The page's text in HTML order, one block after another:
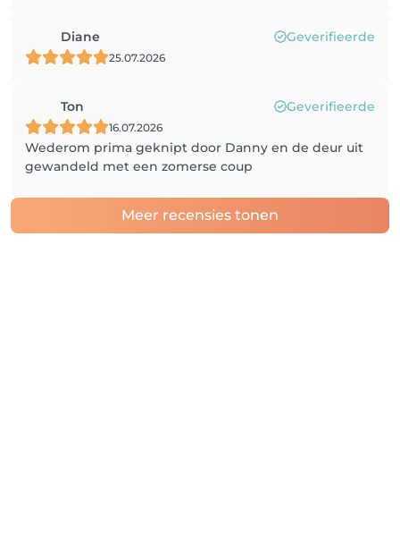
Diane Geverifieerde
25.07.2026
Ton Geverifieerde
16.07.2026
Wederom prima geknipt door Danny en de deur uit
gewandeld met een zomerse coup
Meer recensies tonen